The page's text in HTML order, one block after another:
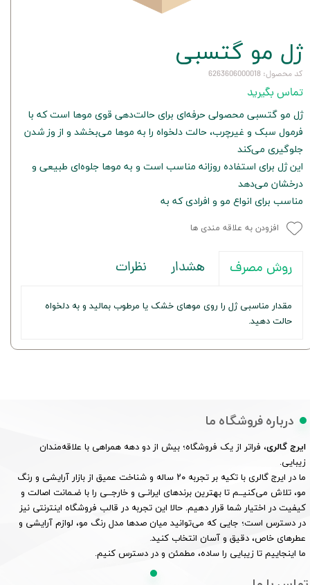
ژل مو گتسبی
کد محصول: 6263606000018
تماس بگیرید
ژل مو گتسبی محصولی حرفه‌ای برای حالت‌دهی قوی موها است که با
فرمول سبک و غیرچرب، حالت دلخواه را به موها می‌بخشد و از وز شدن
جلوگیری می‌کند
این ژل برای استفاده روزانه مناسب است و به موها جلوه‌ای طبیعی و
درخشان می‌دهد
مناسب برای انواع مو و افرادی که به
افزودن به علاقه مندی ها
روش مصرف هشدار نظرات
مقدار مناسبی ژل را روی موهای خشک یا مرطوب بمالید و به دلخواه
حالت دهید.
درباره فروشگاه ما
ایرج گالری، فراتر از یک فروشگاه؛ بیش از دو دهه همراهی با علاقه‌مندان
زیبایی.
ما در ایرج گالری با تکیه بر تجربه ۲۰ ساله و شناخت عمیق از بازار آرایشی و رنگ
مو، تلاش می‌کنیــم تا بهترین برندهای ایرانـی و خارجــی را با ضـمانت اصالت و
کیفیت در اختیار شما قرار دهیم. حالا این تجربه در قالب فروشگاه اینترنتی نیز
در دسترس است؛ جایی که می‌توانید میان صدها مدل رنگ مو، لوازم آرایشی و
عطرهای خاص، دقیق و آسان انتخاب کنید.
ما اینجاییم تا زیبایی را ساده، مطمئن و در دسترس کنیم.